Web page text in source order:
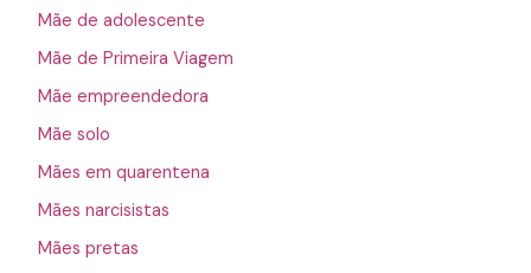
Mãe de adolescente
Mãe de Primeira Viagem
Mãe empreendedora
Mãe solo
Mães em quarentena
Mães narcisistas
Mães pretas